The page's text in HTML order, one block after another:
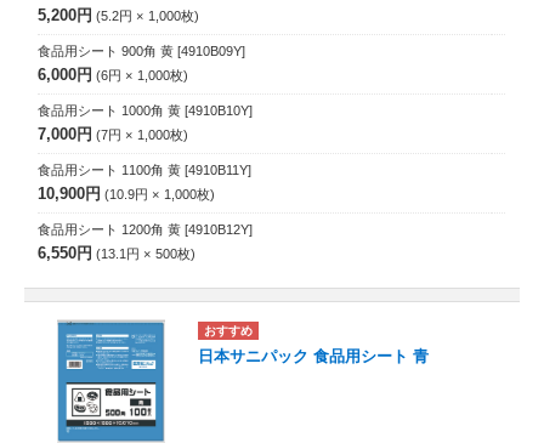
5,200円 5.2円 1,000枚
食品用シート 900角 黄 [4910B09Y]
6,000円 6円 1,000枚
食品用シート 1000角 黄 [4910B10Y]
7,000円 7円 1,000枚
食品用シート 1100角 黄 [4910B11Y]
10,900円 10.9円 1,000枚
食品用シート 1200角 黄 [4910B12Y]
6,550円 13.1円 500枚
日本サニパック 食品用シート 青